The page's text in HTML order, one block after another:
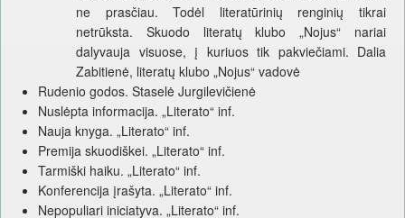
ne prasčiau. Todėl literatūrinių renginių tikrai
netrūksta. Skuodo literatų klubo „Nojus“ nariai
dalyvauja visuose, į kuriuos tik pakviečiami. Dalia
Zabitienė, literatų klubo „Nojus“ vadovė
Rudenio godos. Staselė Jurgilevičienė
Nuslėpta informacija. „Literato“ inf.
Nauja knyga. „Literato“ inf.
Premija skuodiškei. „Literato“ inf.
Tarmiški haiku. „Literato“ inf.
Konferencija įrašyta. „Literato“ inf.
Nepopuliari iniciatyva. „Literato“ inf.